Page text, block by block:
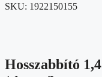
SKU: 1922150155
Hosszabbító